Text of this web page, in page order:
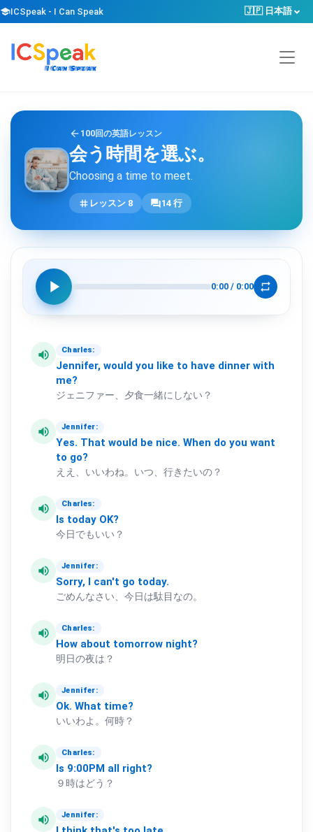
schoolICSpeak - I Can Speak 🇯🇵 日本語
arrow_back 100回の英語レッスン
会う時間を選ぶ。
Choosing a time to meet.
tag レッスン 8 forum14 行
play_arrow 0:00 / 0:00 repeat
volume_up Charles:
Jennifer, would you like to have dinner with
me?
ジェニファー、夕食一緒にしない？
volume_up Jennifer:
Yes. That would be nice. When do you want
to go?
ええ、いいわね。いつ、行きたいの？
volume_up Charles:
Is today OK?
今日でもいい？
volume_up Jennifer:
Sorry, I can't go today.
ごめんなさい、今日は駄目なの。
volume_up Charles:
How about tomorrow night?
明日の夜は？
volume_up Jennifer:
Ok. What time?
いいわよ。何時？
volume_up Charles:
Is 9:00PM all right?
９時はどう？
volume_up Jennifer: